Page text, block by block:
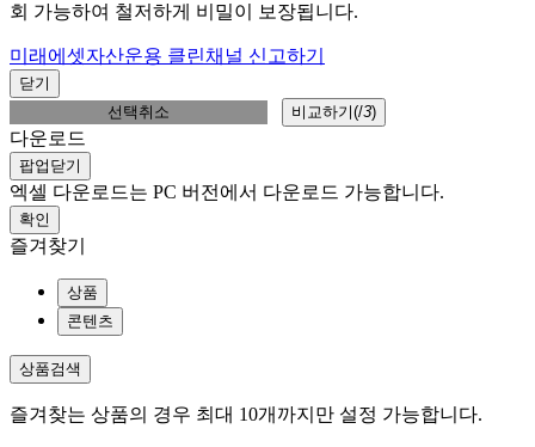
회 가능하여 철저하게 비밀이 보장됩니다.
미래에셋자산운용 클린채널 신고하기
닫기
선택취소
비교하기(/3)
다운로드
팝업닫기
엑셀 다운로드는 PC 버전에서 다운로드 가능합니다.
확인
즐겨찾기
상품
콘텐츠
상품검색
즐겨찾는 상품의 경우 최대 10개까지만 설정 가능합니다.